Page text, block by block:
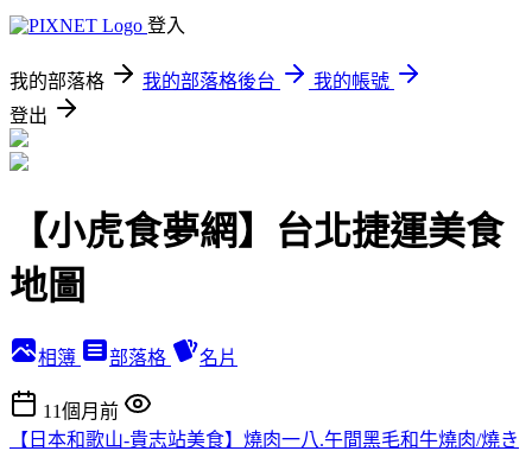
登入
我的部落格 我的部落格後台
我的帳號
登出
【小虎食夢網】台北捷運美食
地圖
相簿 部落格 名片
11個月前
【日本和歌山-貴志站美食】燒肉一八.午間黑毛和牛燒肉/燒き